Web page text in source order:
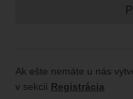
Ak ešte nemáte u nás
v sekcií Registrácia